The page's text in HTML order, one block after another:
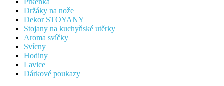
Prkénka
Držáky na nože
Dekor STOYANY
Stojany na kuchyňské utěrky
Aroma svíčky
Svícny
Hodiny
Lavice
Dárkové poukazy